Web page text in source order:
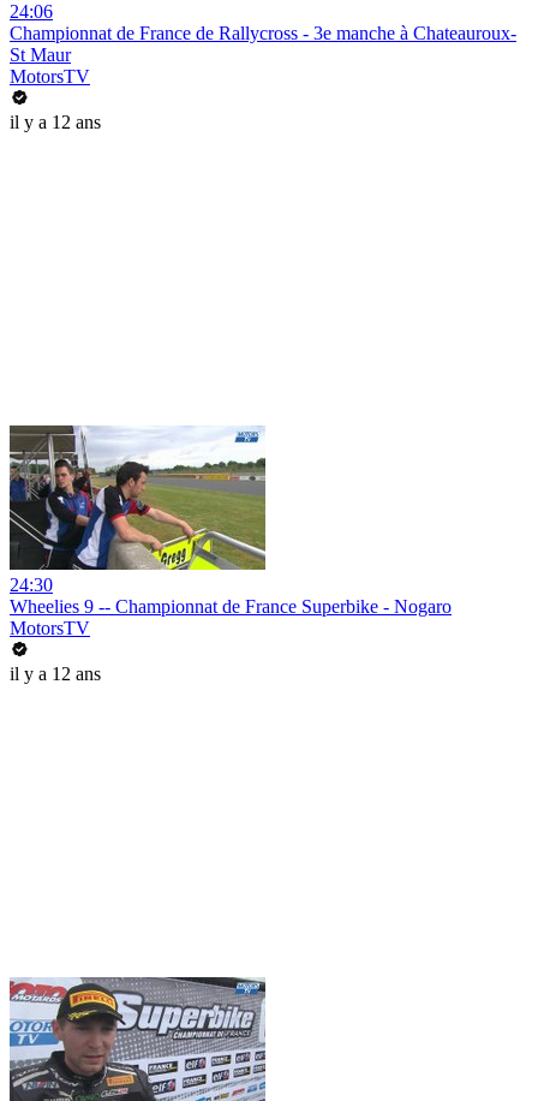
24:06
Championnat de France de Rallycross - 3e manche à Chateauroux-
St Maur
MotorsTV
il y a 12 ans
24:30
Wheelies 9 -- Championnat de France Superbike - Nogaro
MotorsTV
il y a 12 ans